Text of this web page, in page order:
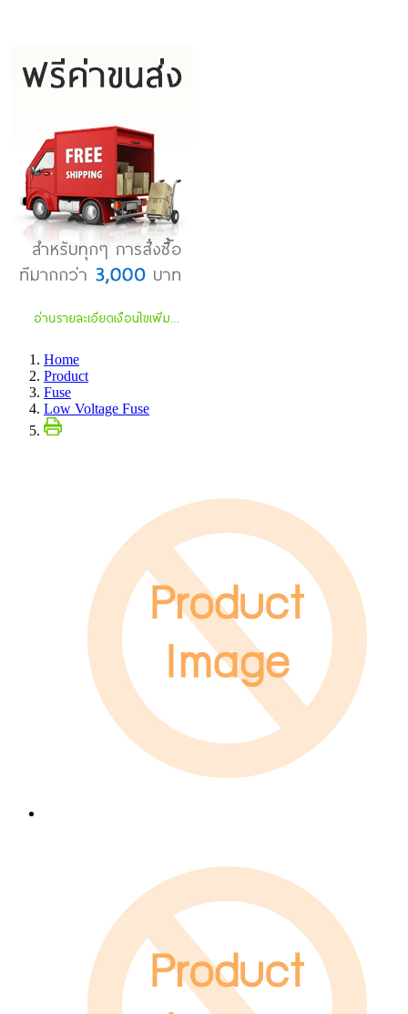
Home
Product
Fuse
Low Voltage Fuse